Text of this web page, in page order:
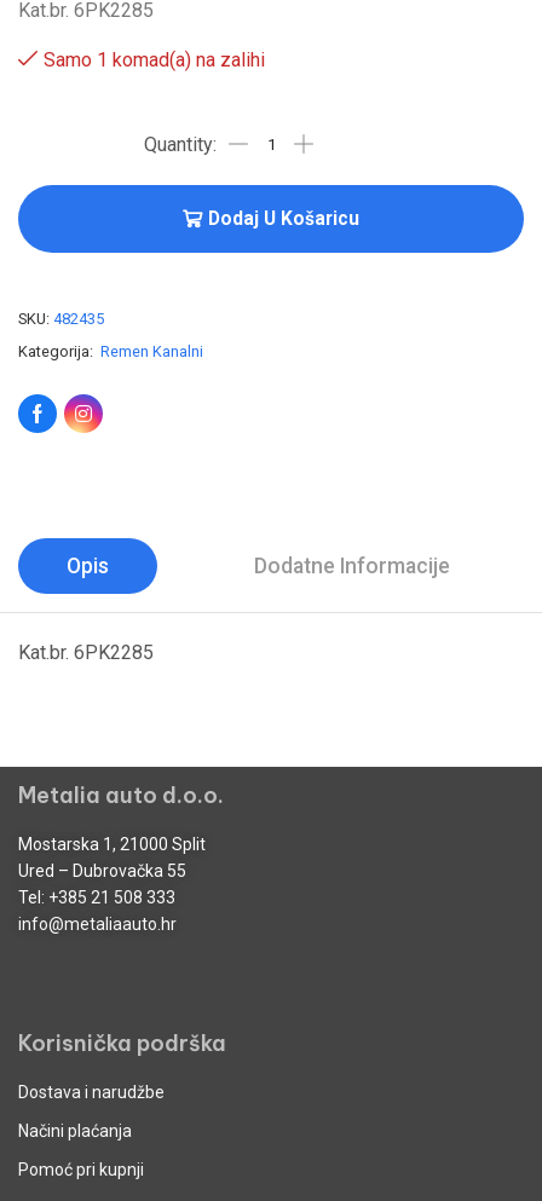
Kat.br. 6PK2285
Samo 1 komad(a) na zalihi
Dodaj U Košaricu
SKU: 482435
Kategorija: Remen Kanalni
Opis Dodatne Informacije
Kat.br. 6PK2285
Metalia auto d.o.o.
Mostarska 1, 21000 Split
Ured – Dubrovačka 55
Tel: +385 21 508 333
info@metaliaauto.hr
Korisnička podrška
Dostava i narudžbe
Načini plaćanja
Pomoć pri kupnji